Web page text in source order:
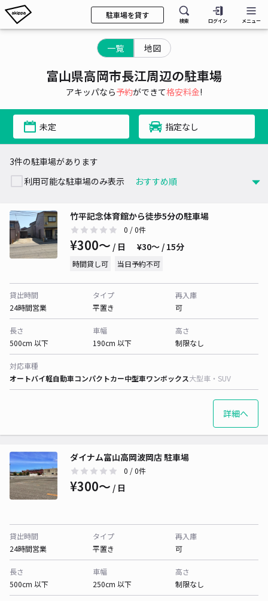
駐車場を貸す
検索 ログイン メニュー
一覧 地図
富山県高岡市長江周辺の駐車場
アキッパなら予約ができて格安料金!
未定 指定なし
3件の駐車場があります
利用可能な駐車場のみ表示
竹平記念体育館から徒歩5分の駐車場
0 / 0件
¥300〜 / 日 ¥30〜 / 15分
時間貸し可 当日予約不可
貸出時間
24時間営業
タイプ
平置き
再入庫
可
長さ
500cm 以下
車幅
190cm 以下
高さ
制限なし
対応車種
オートバイ軽自動車コンパクトカー中型車ワンボックス大型車・SUV
詳細へ
ダイナム富山高岡波岡店 駐車場
0 / 0件
¥300〜 / 日
貸出時間
24時間営業
タイプ
平置き
再入庫
可
長さ
500cm 以下
車幅
250cm 以下
高さ
制限なし